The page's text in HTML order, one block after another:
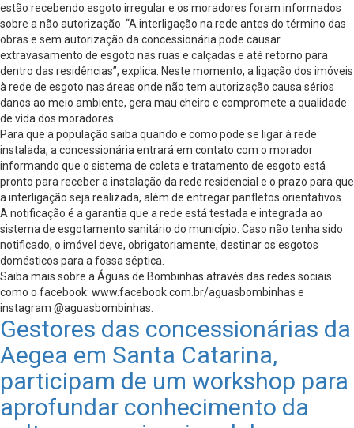
estão recebendo esgoto irregular e os moradores foram informados
sobre a não autorização. “A interligação na rede antes do término das
obras e sem autorização da concessionária pode causar
extravasamento de esgoto nas ruas e calçadas e até retorno para
dentro das residências”, explica. Neste momento, a ligação dos imóveis
à rede de esgoto nas áreas onde não tem autorização causa sérios
danos ao meio ambiente, gera mau cheiro e compromete a qualidade
de vida dos moradores.
Para que a população saiba quando e como pode se ligar à rede
instalada, a concessionária entrará em contato com o morador
informando que o sistema de coleta e tratamento de esgoto está
pronto para receber a instalação da rede residencial e o prazo para que
a interligação seja realizada, além de entregar panfletos orientativos.
A notificação é a garantia que a rede está testada e integrada ao
sistema de esgotamento sanitário do município. Caso não tenha sido
notificado, o imóvel deve, obrigatoriamente, destinar os esgotos
domésticos para a fossa séptica.
Saiba mais sobre a Águas de Bombinhas através das redes sociais
como o facebook: www.facebook.com.br/aguasbombinhas e
instagram @aguasbombinhas.
Gestores das concessionárias da
Aegea em Santa Catarina,
participam de um workshop para
aprofundar conhecimento da